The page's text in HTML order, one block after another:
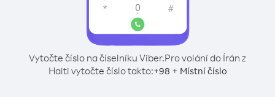
Vytočte číslo na číselníku Viber.Pro volání do Írán z
Haiti vytočte číslo takto:+98 + Místní číslo